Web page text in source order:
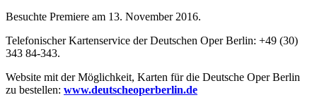
Besuchte Premiere am 13. November 2016.
Telefonischer Kartenservice der Deutschen Oper Berlin: +49 (30)
343 84-343.
Website mit der Möglichkeit, Karten für die Deutsche Oper Berlin
zu bestellen: www.deutscheoperberlin.de